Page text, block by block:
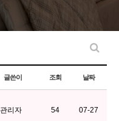
글쓴이 조회 날짜
리자 54 07-27